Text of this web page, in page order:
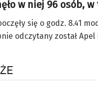
w niej 96 osób,
się o godz. 8.41
odczytany został